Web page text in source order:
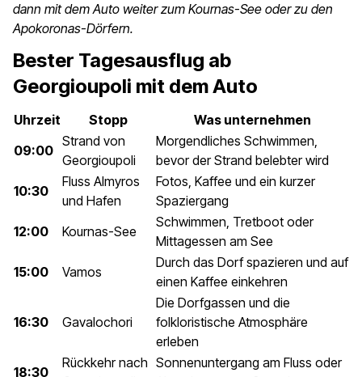
dann mit dem Auto weiter zum Kournas-See oder zu den
Apokoronas-Dörfern.
Bester Tagesausflug ab
Georgioupoli mit dem Auto
Uhrzeit Stopp
Was unternehmen
09:00
Strand von
Georgioupoli
Morgendliches Schwimmen,
bevor der Strand belebter wird
10:30
Fluss Almyros
und Hafen
Fotos, Kaffee und ein kurzer
Spaziergang
12:00
Kournas-See
Schwimmen, Tretboot oder
Mittagessen am See
15:00
Vamos
Durch das Dorf spazieren und auf
einen Kaffee einkehren
16:30 Gavalochori
Die Dorfgassen und die
folkloristische Atmosphäre
erleben
18:30
Rückkehr nach Sonnenuntergang am Fluss oder